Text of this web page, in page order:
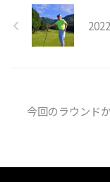
今回のラウンド